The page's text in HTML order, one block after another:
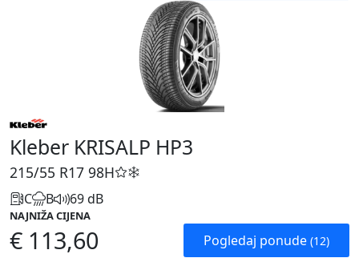
Kleber KRISALP HP3
215/55 R17 98H
C B 69 dB
NAJNIŽA CIJENA
€ 113,60 Pogledaj ponude (12)